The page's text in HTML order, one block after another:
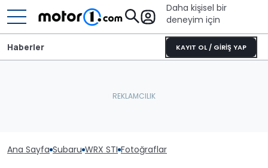
Daha kişisel bir
deneyim için
KAYIT OL / GİRİŞ YAP
Haberler
Ana Sayfa Subaru WRX STI Fotoğraflar